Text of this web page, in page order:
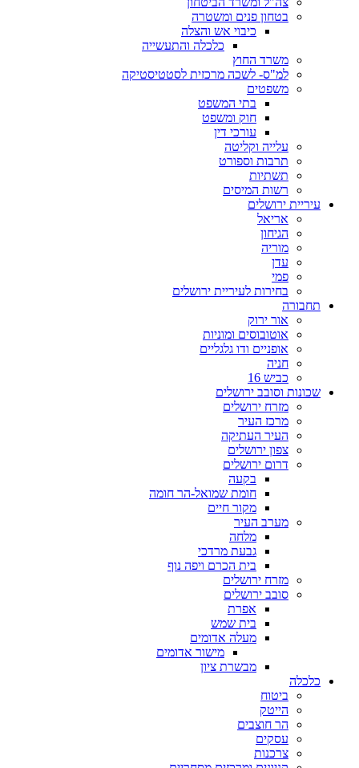
בטחון פנים ומשטרה
כיבוי אש והצלה
כלכלה והתעשייה
משרד החוץ
למ"ס- לשכה מרכזית לסטטיסטיקה
משפטים
בתי המשפט
חוק ומשפט
עורכי דין
עלייה וקליטה
תרבות וספורט
תשתיות
רשות המיסים
עיריית ירושלים
אריאל
הגיחון
מוריה
עדן
פמי
בחירות לעיריית ירושלים
תחבורה
אור ירוק
אוטובוסים ומוניות
אופניים ודו גלגליים
חניה
כביש 16
שכונות וסובב ירושלים
מזרח ירושלים
מרכז העיר
העיר העתיקה
צפון ירושלים
דרום ירושלים
בקעה
חומת שמואל-הר חומה
מקור חיים
מערב העיר
מלחה
גבעת מרדכי
בית הכרם ויפה נוף
מזרח ירושלים
סובב ירושלים
אפרת
בית שמש
מעלה אדומים
מישור אדומים
מבשרת ציון
כלכלה
ביטוח
הייטק
הר חוצבים
עסקים
צרכנות